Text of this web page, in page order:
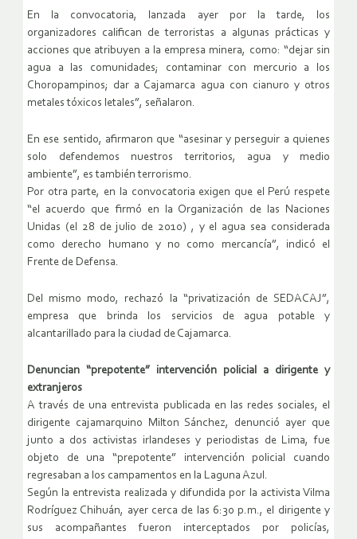
En la convocatoria, lanzada ayer por la tarde, los
organizadores califican de terroristas a algunas prácticas y
acciones que atribuyen a la empresa minera, como: “dejar sin
agua a las comunidades; contaminar con mercurio a los
Choropampinos; dar a Cajamarca agua con cianuro y otros
metales tóxicos letales”, señalaron.
En ese sentido, afirmaron que “asesinar y perseguir a quienes
solo defendemos nuestros territorios, agua y medio
ambiente”, es también terrorismo.
Por otra parte, en la convocatoria exigen que el Perú respete
“el acuerdo que firmó en la Organización de las Naciones
Unidas (el 28 de julio de 2010) , y el agua sea considerada
como derecho humano y no como mercancía”, indicó el
Frente de Defensa.
Del mismo modo, rechazó la “privatización de SEDACAJ”,
empresa que brinda los servicios de agua potable y
alcantarillado para la ciudad de Cajamarca.
Denuncian “prepotente” intervención policial a dirigente y
extranjeros
A través de una entrevista publicada en las redes sociales, el
dirigente cajamarquino Milton Sánchez, denunció ayer que
junto a dos activistas irlandeses y periodistas de Lima, fue
objeto de una “prepotente” intervención policial cuando
regresaban a los campamentos en la Laguna Azul.
Según la entrevista realizada y difundida por la activista Vilma
Rodríguez Chihuán, ayer cerca de las 6:30 p.m., el dirigente y
sus acompañantes fueron interceptados por policías,